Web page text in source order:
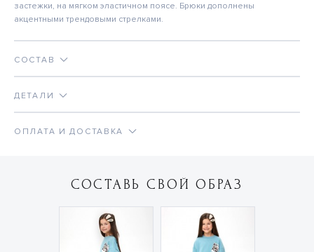
застежки, на мягком эластичном поясе. Брюки дополнены
акцентными трендовыми стрелками.
СОСТАВ
ДЕТАЛИ
ОПЛАТА И ДОСТАВКА
СОСТАВЬ СВОЙ ОБРАЗ